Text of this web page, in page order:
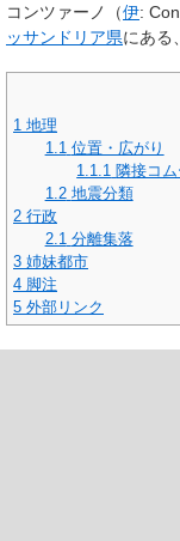
コンツァーノ （伊:
ッサンドリア県にある
1 地理
1.1 位置・広がり
1.1.1 隣接コ
1.2 地震分類
2 行政
2.1 分離集落
3 姉妹都市
4 脚注
5 外部リンク